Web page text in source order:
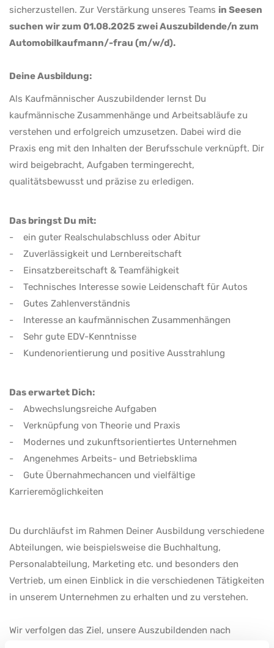
sicherzustellen. Zur Verstärkung unseres Teams in Seesen
suchen wir zum 01.08.2025 zwei Auszubildende/n zum
Automobilkaufmann/-frau (m/w/d).
Deine Ausbildung:
Als Kaufmännischer Auszubildender lernst Du
kaufmännische Zusammenhänge und Arbeitsabläufe zu
verstehen und erfolgreich umzusetzen. Dabei wird die
Praxis eng mit den Inhalten der Berufsschule verknüpft. Dir
wird beigebracht, Aufgaben termingerecht,
qualitätsbewusst und präzise zu erledigen.
Das bringst Du mit:
- ein guter Realschulabschluss oder Abitur
- Zuverlässigkeit und Lernbereitschaft
- Einsatzbereitschaft & Teamfähigkeit
- Technisches Interesse sowie Leidenschaft für Autos
- Gutes Zahlenverständnis
- Interesse an kaufmännischen Zusammenhängen
- Sehr gute EDV-Kenntnisse
- Kundenorientierung und positive Ausstrahlung
Das erwartet Dich:
- Abwechslungsreiche Aufgaben
- Verknüpfung von Theorie und Praxis
- Modernes und zukunftsorientiertes Unternehmen
- Angenehmes Arbeits- und Betriebsklima
- Gute Übernahmechancen und vielfältige
Karrieremöglichkeiten
Du durchläufst im Rahmen Deiner Ausbildung verschiedene
Abteilungen, wie beispielsweise die Buchhaltung,
Personalabteilung, Marketing etc. und besonders den
Vertrieb, um einen Einblick in die verschiedenen Tätigkeiten
in unserem Unternehmen zu erhalten und zu verstehen.
Wir verfolgen das Ziel, unsere Auszubildenden nach